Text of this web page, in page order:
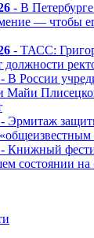
- В
— чтобы
- ТАСС:
должности
- В России
- Эрмитаж
- Книжный
состоянии на